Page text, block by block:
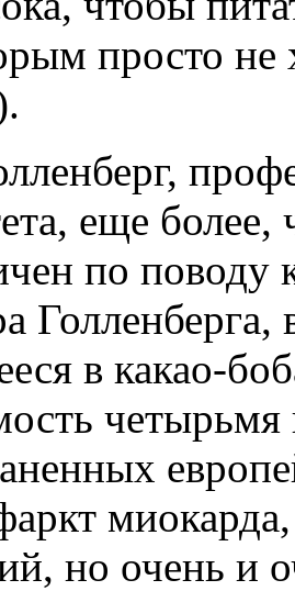
просто не
еще
по поводу
Голленберга,
в какао-
но очень и